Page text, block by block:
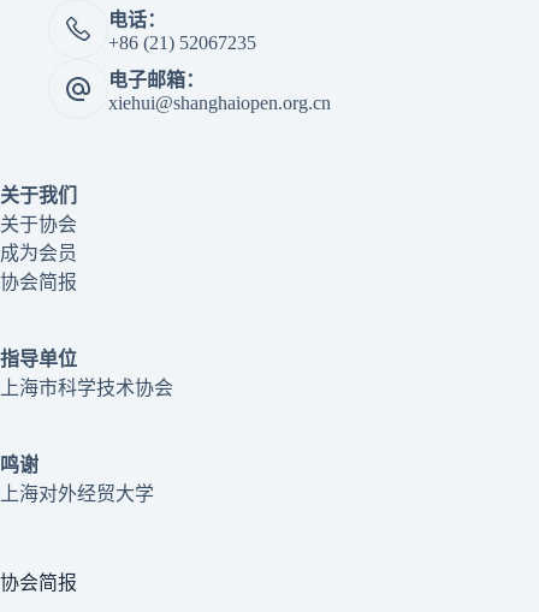
电话：
+86 (21) 52067235
电子邮箱：
xiehui@shanghaiopen.org.cn
关于我们
关于协会
成为会员
协会简报
指导单位
上海市科学技术协会
鸣谢
上海对外经贸大学
协会简报